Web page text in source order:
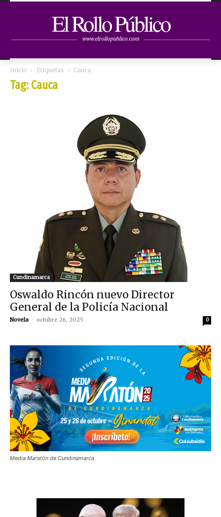
El Rollo Público
www.elrollopublico.com
Inicio Etiquetas Cauca
Tag: Cauca
Cundinamarca
Oswaldo Rincón nuevo Director
General de la Policía Nacional
Novela - octubre 26, 2025 0
Media Maratón de Cundinamarca